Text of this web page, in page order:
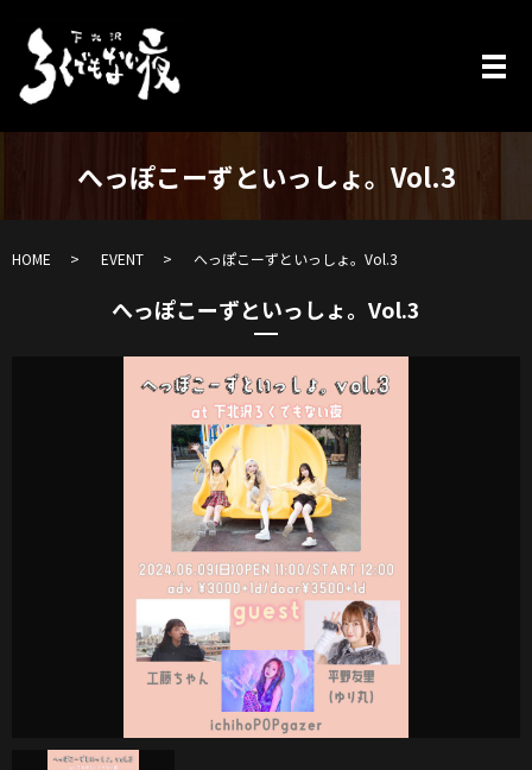
へっぽこーずといっしょ。Vol.3
HOME EVENT へっぽこーずといっしょ。Vol.3
へっぽこーずといっしょ。Vol.3